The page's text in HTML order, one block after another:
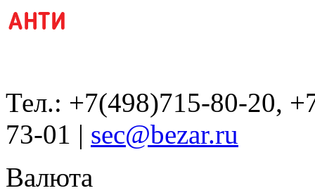
Тел.: +7(498)715-80-20,
73-01 | sec@bezar.ru
Валюта